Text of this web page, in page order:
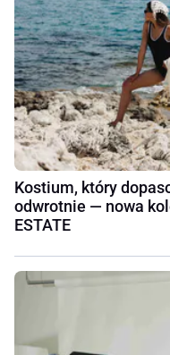
Kostium, który
odwrotnie — nowa
ESTATE